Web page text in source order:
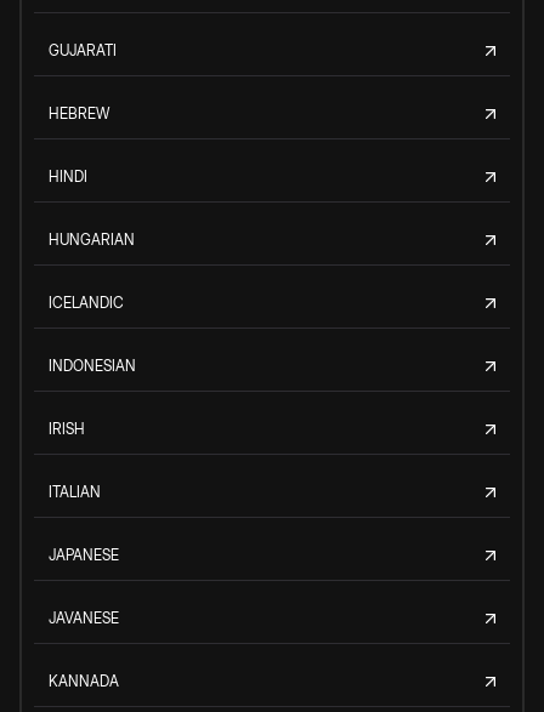
GUJARATI
HEBREW
HINDI
HUNGARIAN
ICELANDIC
INDONESIAN
IRISH
ITALIAN
JAPANESE
JAVANESE
KANNADA